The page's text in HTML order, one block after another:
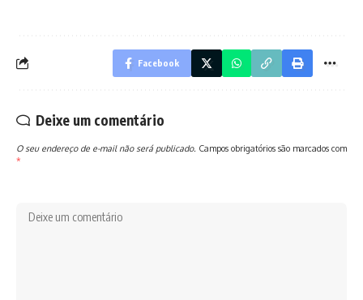
Facebook
Deixe um comentário
O seu endereço de e-mail não será publicado. Campos obrigatórios são marcados com
*